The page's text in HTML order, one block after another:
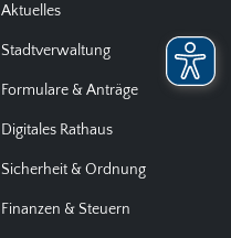
Aktuelles
Stadtverwaltung
Formulare & Anträge
Digitales Rathaus
Sicherheit & Ordnung
Finanzen & Steuern